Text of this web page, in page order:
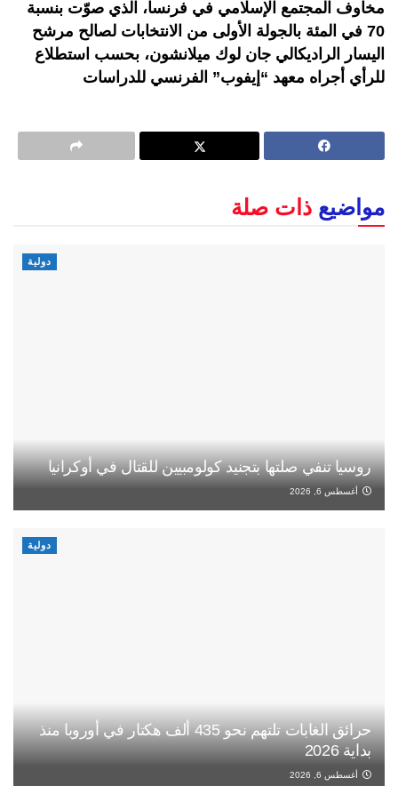
مخاوف المجتمع الإسلامي في فرنسا، الذي صوّت بنسبة
70 في المئة بالجولة الأولى من الانتخابات لصالح مرشح
اليسار الراديكالي جان لوك ميلانشون، بحسب استطلاع
للرأي أجراه معهد “إيفوب” الفرنسي للدراسات
مواضيع ذات صلة
دولية
روسيا تنفي صلتها بتجنيد كولومبيين للقتال في أوكرانيا
أغسطس 6, 2026
دولية
حرائق الغابات تلتهم نحو 435 ألف هكتار في أوروبا منذ
بداية 2026
أغسطس 6, 2026